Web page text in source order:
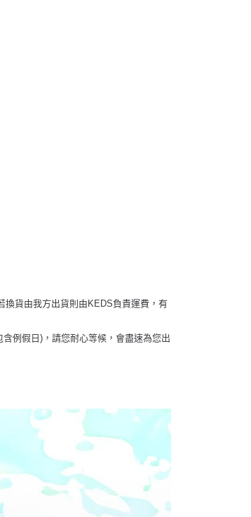
貨由我方出貨則由KEDS負責運費，有
例假日)，請您耐心等候，會盡速為您出